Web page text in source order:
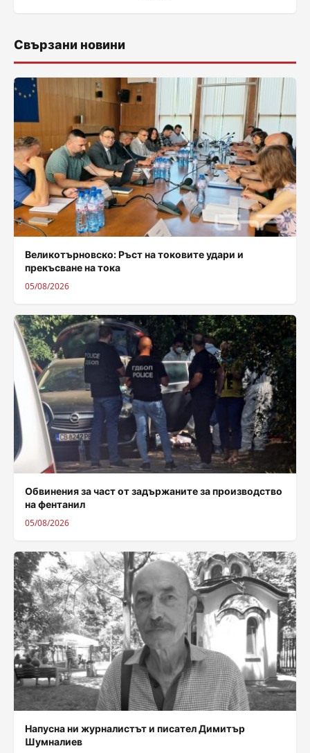
Свързани новини
Великотърновско: Ръст на токовите удари и
прекъсване на тока
05/08/2026
Обвинения за част от задържаните за производство
на фентанил
05/08/2026
Напусна ни журналистът и писател Димитър
Шумналиев